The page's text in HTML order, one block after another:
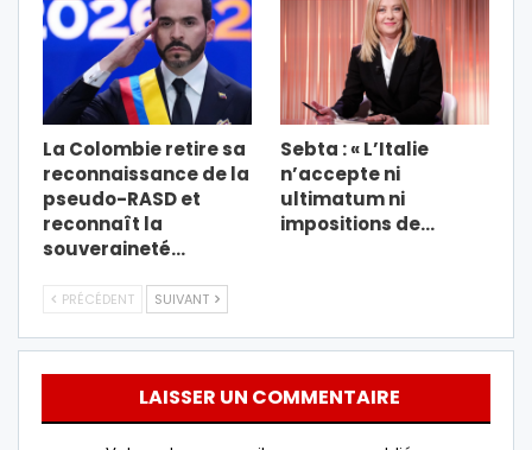
La Colombie retire sa
reconnaissance de la
pseudo-RASD et
reconnaît la
souveraineté…
Sebta : « L’Italie
n’accepte ni
ultimatum ni
impositions de…
PRÉCÉDENT SUIVANT
LAISSER UN COMMENTAIRE